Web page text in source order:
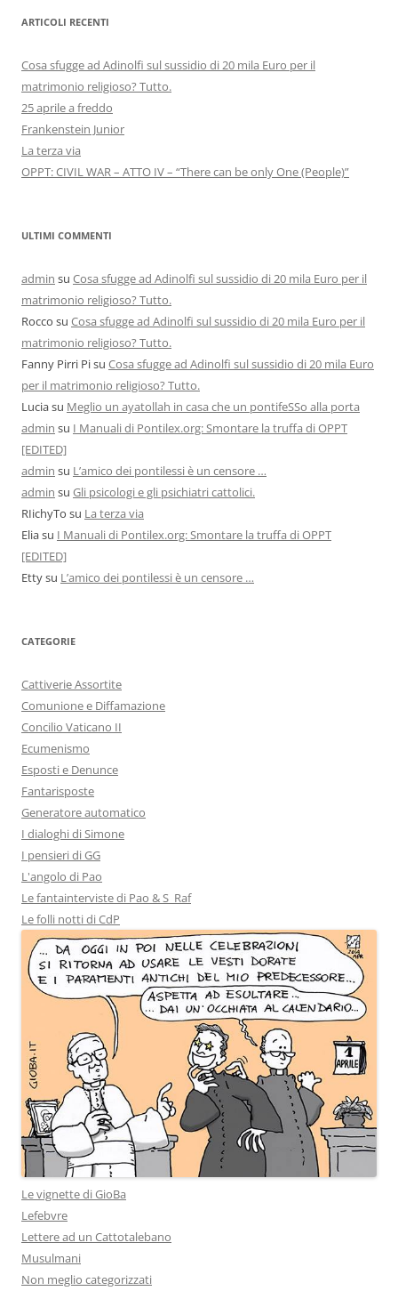
ARTICOLI RECENTI
Cosa sfugge ad Adinolfi sul sussidio di 20 mila Euro per il
matrimonio religioso? Tutto.
25 aprile a freddo
Frankenstein Junior
La terza via
OPPT: CIVIL WAR – ATTO IV – “There can be only One (People)”
ULTIMI COMMENTI
admin su Cosa sfugge ad Adinolfi sul sussidio di 20 mila Euro per il
matrimonio religioso? Tutto.
Rocco su Cosa sfugge ad Adinolfi sul sussidio di 20 mila Euro per il
matrimonio religioso? Tutto.
Fanny Pirri Pisu Cosa sfugge ad Adinolfi sul sussidio di 20 mila Euro
per il matrimonio religioso? Tutto.
Luciasu Meglio un ayatollah in casa che un pontifeSSo alla porta
admin su I Manuali di Pontilex.org: Smontare la truffa di OPPT
[EDITED]
admin su L’amico dei pontilessi è un censore …
admin su Gli psicologi e gli psichiatri cattolici.
RIichyTo su La terza via
Eliasu I Manuali di Pontilex.org: Smontare la truffa di OPPT
[EDITED]
Ettysu L’amico dei pontilessi è un censore …
CATEGORIE
Cattiverie Assortite
Comunione e Diffamazione
Concilio Vaticano II
Ecumenismo
Esposti e Denunce
Fantarisposte
Generatore automatico
I dialoghi di Simone
I pensieri di GG
L'angolo di Pao
Le fantainterviste di Pao & S_Raf
Le folli notti di CdP
Le vignette di GioBa
Lefebvre
Lettere ad un Cattotalebano
Musulmani
Non meglio categorizzati